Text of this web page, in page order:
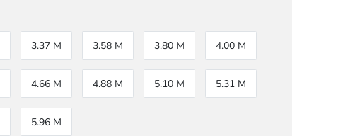
3.37 M 3.58 M 3.80 M 4.00 M
4.66 M 4.88 M 5.10 M 5.31 M
5.96 M